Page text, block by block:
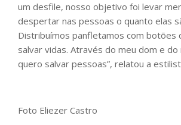
um desfile, nosso objetivo foi levar
despertar nas pessoas o quanto elas
Distribuímos panfletamos com botões
salvar vidas. Através do meu dom e
quero salvar pessoas”, relatou a
Foto Eliezer Castro